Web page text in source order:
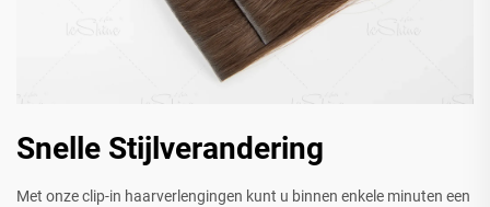
Snelle Stijlverandering
Met onze clip-in haarverlengingen kunt u binnen enkele minuten een